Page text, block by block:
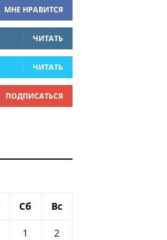
МНЕ НРАВИТСЯ
ЧИТАТЬ
ЧИТАТЬ
ПОДПИСАТЬСЯ
Сб Вс
1
2